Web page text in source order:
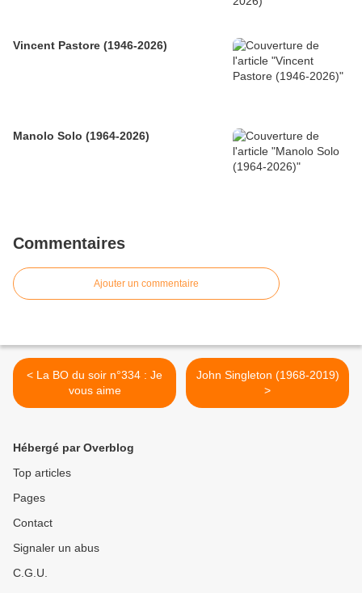
Vincent Pastore (1946-2026)
Manolo Solo (1964-2026)
Commentaires
Ajouter un commentaire
< La BO du soir n°334 : Je
vous aime
John Singleton (1968-2019)
>
Hébergé par Overblog
Top articles
Pages
Contact
Signaler un abus
C.G.U.